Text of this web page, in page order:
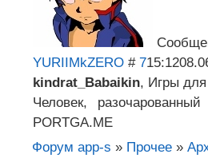
YURIIMkZERO # 715:12
kindrat_Babaikin, Игры
Человек,
PORTGA.ME
Форум app-s » Прочее »